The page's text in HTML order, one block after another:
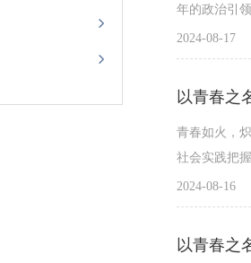
年的政治引
暑假期间积
他们的表现
2024-08-17
青春如火，
社会实践把
2024-08-16